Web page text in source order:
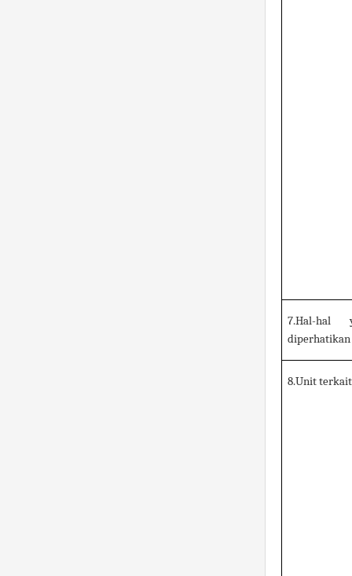
7.Hal-hal
diperhatikan
8.Unit terkait